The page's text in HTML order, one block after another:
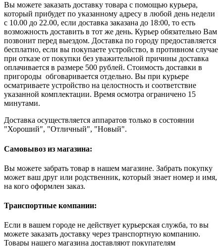
Вы можете заказать доставку товара с помощью курьера,
который прибудет по указанному адресу в любой день недели
с 10.00 до 22.00, если доставка заказана до 18:00, то есть
возможность доставить в тот же день. Курьер обязательно Вам
позвонит перед выездом. Доставка по городу предоставляется
бесплатно, если вы покупаете устройство, в противном случае
при отказе от покупки без уважительной причины доставка
оплачивается в размере 500 рублей. Стоимость доставки в
пригороды обговаривается отдельно. Вы при курьере
осматриваете устройство на целостность и соответствие
указанной комплектации. Время осмотра ограничено 15
минутами.
Доставка осуществляется аппаратов только в состоянии
"Хороший", "Отличный", "Новый".
Самовывоз из магазина:
Вы можете забрать товар в нашем магазине. Забрать покупку
может ваш друг или родственник, который знает номер и имя,
на кого оформлен заказ.
Транспортные компании:
Если в вашем городе не действует курьерская служба, то вы
можете заказать доставку через транспортную компанию.
Товары нашего магазина доставляют покупателям